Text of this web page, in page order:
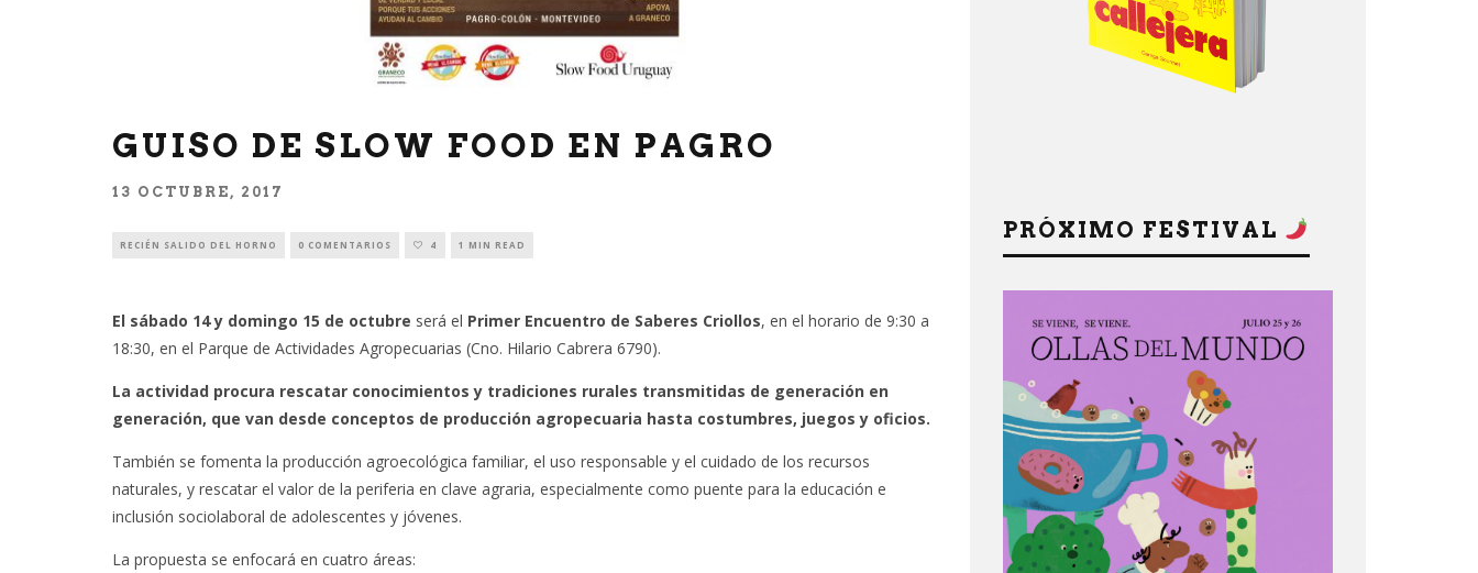
GUISO DE SLOW FOOD EN PAGRO
13 OCTUBRE, 2017
RECIÉN SALIDO DEL HORNO 0 COMENTARIOS 4 1 MIN READ
El sábado 14 y domingo 15 de octubre será el Primer Encuentro de Saberes Criollos, en el horario de 9:30 a
18:30, en el Parque de Actividades Agropecuarias (Cno. Hilario Cabrera 6790).
La actividad procura rescatar conocimientos y tradiciones rurales transmitidas de generación en
generación, que van desde conceptos de producción agropecuaria hasta costumbres, juegos y oficios.
También se fomenta la producción agroecológica familiar, el uso responsable y el cuidado de los recursos
naturales, y rescatar el valor de la periferia en clave agraria, especialmente como puente para la educación e
inclusión sociolaboral de adolescentes y jóvenes.
La propuesta se enfocará en cuatro áreas:
PRÓXIMO FESTIVAL